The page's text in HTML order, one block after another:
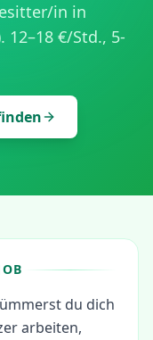
in in
12–18 €/Std., 5-
du dich
arbeiten,